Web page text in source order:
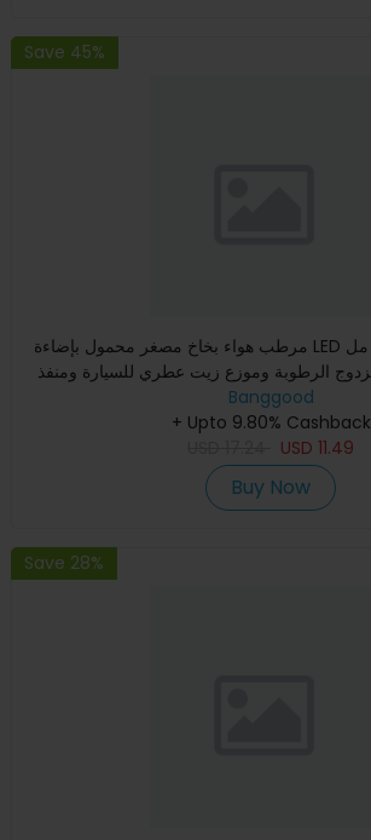
Save 45%
مرطب هواء بخاخ مصغر محمول بإضاءة LED مع إضافة رذاذ 300 مل
Banggood
+ Upto 9.80% Cashback
USD 11.49
Buy Now
Save 28%